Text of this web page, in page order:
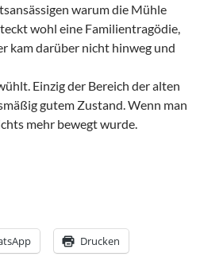
warum die Mühle
wohl eine Familientragödie,
kam darüber nicht hinweg und
Einzig der Bereich der alten
gutem Zustand. Wenn man
mehr bewegt wurde.
Drucken